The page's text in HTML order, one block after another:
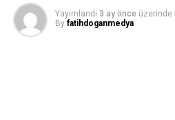
Yayımlandı 3 ay önce üzerinde
By fatihdoganmedya